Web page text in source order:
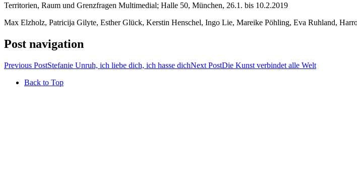
Territorien, Raum und Grenzfragen Multimedial; Halle 50, München, 26.1. bis 10.2.2019
Max Elzholz, Patricija Gilyte, Esther Glück, Kerstin Henschel, Ingo Lie, Mareike Pöhling, Eva Ruhland,
Post navigation
Previous PostStefanie Unruh, ich liebe dich, ich hasse dichNext PostDie Kunst verbindet alle Welt
Back to Top